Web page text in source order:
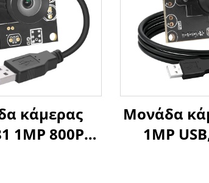
κάμερας
1MP 800P
Μονάδα
1MP